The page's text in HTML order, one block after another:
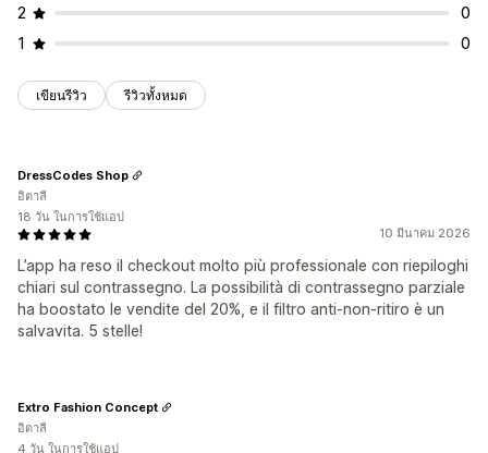
2
0
1
0
เขียนรีวิว รีวิวทั้งหมด
10 มีนาคม 2026
L’app ha reso il checkout molto più professionale con riepiloghi
chiari sul contrassegno. La possibilità di contrassegno parziale
ha boostato le vendite del 20%, e il filtro anti-non-ritiro è un
salvavita. 5 stelle!
DressCodes Shop
อิตาลี
18 วัน ในการใช้แอป
Extro Fashion Concept
อิตาลี
4 วัน ในการใช้แอป